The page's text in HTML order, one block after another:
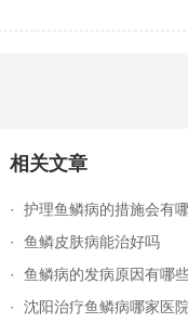
相关文章
· 护理鱼鳞病的措施会有
· 鱼鳞皮肤病能治好吗
· 鱼鳞病的发病原因有哪
· 沈阳治疗鱼鳞病哪家医